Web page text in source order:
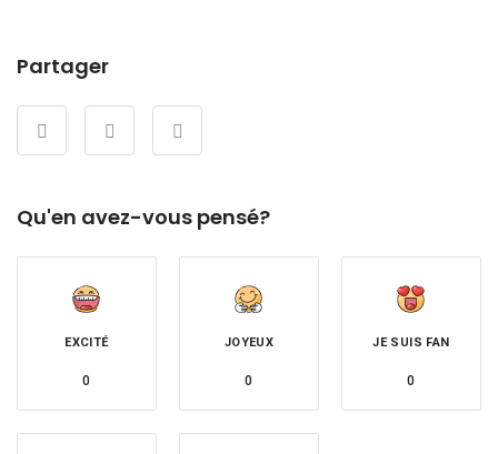
Partager
Qu'en avez-vous pensé?
EXCITÉ
0
JOYEUX
0
JE SUIS FAN
0